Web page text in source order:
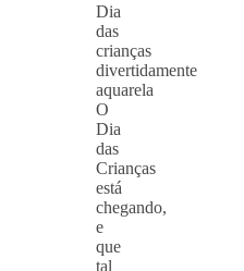
Dia
das
crianças
divertidamente
aquarela
O
Dia
das
Crianças
está
chegando,
e
que
tal